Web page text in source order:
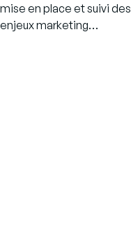
mise en place et suivi des
enjeux marketing…